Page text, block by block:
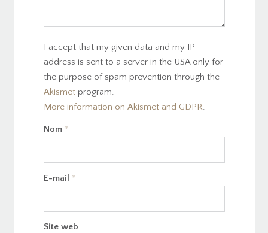
I accept that my given data and my IP
address is sent to a server in the USA only for
the purpose of spam prevention through the
Akismetprogram.
More information on Akismet and GDPR.
Nom *
E-mail *
Site web